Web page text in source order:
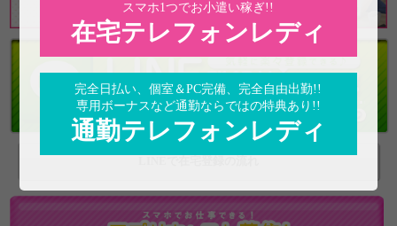
スマホ1つでお小遣い稼ぎ!!
在宅テレフォンレディ
完全日払い、個室＆PC完備、完全自由出勤!!
専用ボーナスなど通勤ならではの特典あり!!
通勤テレフォンレディ